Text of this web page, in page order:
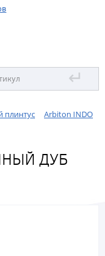
↵
плинтус
Arbiton INDO
ДУБ